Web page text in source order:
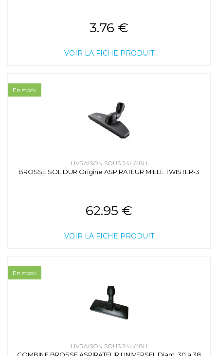
3.76 €
VOIR LA FICHE PRODUIT
LIVRAISON SOUS 24H/48H
BROSSE SOL DUR Origine ASPIRATEUR MIELE TWISTER-3
62.95 €
VOIR LA FICHE PRODUIT
En stock
LIVRAISON SOUS 24H/48H
En stock